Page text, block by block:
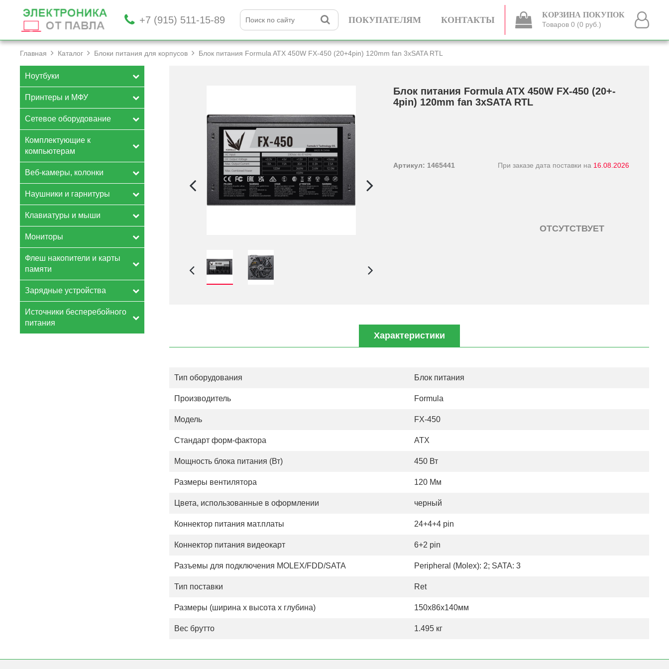
+7 (915) 511-15-89 ПОКУПАТЕЛЯМ КОНТАКТЫ КОРЗИНА ПОКУПОК
Товаров 0 (0 руб.)
Главная Каталог Блоки питания для корпусов Блок питания Formula ATX 450W FX-450 (20+­4pin) 120mm fan 3xSATA RTL
Ноутбуки
Принтеры и МФУ
Сетевое оборудование
Комплектующие к
компьютерам
Веб-камеры, колонки
Наушники и гарнитуры
Клавиатуры и мыши
Мониторы
Флеш накопители и карты
памяти
Зарядные устройства
Источники бесперебойного
питания
Блок питания Formula ATX 450W FX-450 (20+­
4pin) 120mm fan 3xSATA RTL
Артикул: 1465441 При заказе дата поставки на 16.08.2026
ОТСУТСТВУЕТ
Характеристики
Тип оборудования Блок питания
Производитель Formula
Модель FX-450
Стандарт форм-фактора АТХ
Мощность блока питания (Вт) 450 Вт
Размеры вентилятора 120 Мм
Цвета, использованные в оформлении черный
Коннектор питания мат.платы 24+4+4 pin
Коннектор питания видеокарт 6+2 pin
Разъемы для подключения MOLEX/FDD/SATA Peripheral (Molex): 2; SATA: 3
Тип поставки Ret
Размеры (ширина х высота х глубина) 150x86x140мм
Вес брутто 1.495 кг